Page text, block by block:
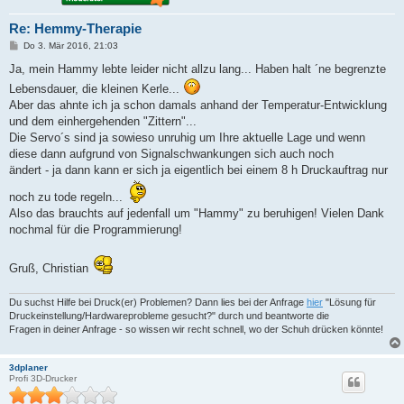
Re: Hemmy-Therapie
B
i
r
g
Do 3. Mär 2016, 21:03
Ja, mein Hammy lebte leider nicht allzu lang... Haben halt ´ne begrenzte
Lebensdauer, die kleinen Kerle...
Aber das ahnte ich ja schon damals anhand der Temperatur-Entwicklung
und dem einhergehenden "Zittern"...
Die Servo´s sind ja sowieso unruhig um Ihre aktuelle Lage und wenn
diese dann aufgrund von Signalschwankungen sich auch noch
ändert - ja dann kann er sich ja eigentlich bei einem 8 h Druckauftrag nur
noch zu tode regeln...
Also das brauchts auf jedenfall um "Hammy" zu beruhigen! Vielen Dank
nochmal für die Programmierung!
Gruß, Christian
Du suchst Hilfe bei Druck(er) Problemen? Dann lies bei der Anfrage hier "Lösung für
Druckeinstellung/Hardwareprobleme gesucht?" durch und beantworte die
Fragen in deiner Anfrage - so wissen wir recht schnell, wo der Schuh drücken könnte!
3dplaner
Profi 3D-Drucker